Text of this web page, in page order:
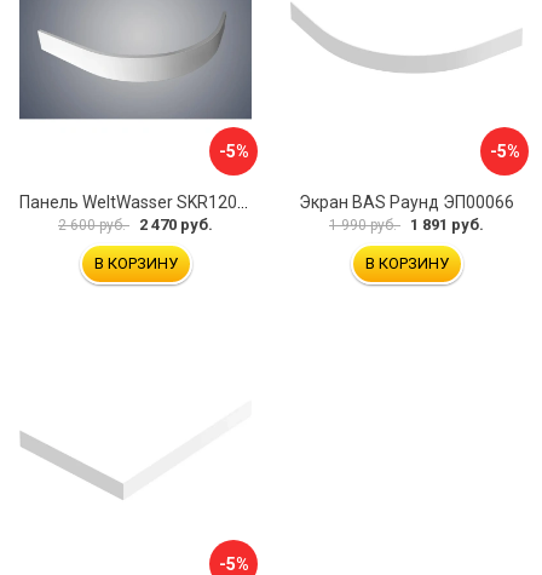
-5%
2 600 руб. 2 470 руб.
В КОРЗИНУ
-5%
Экран BAS Раунд ЭП00066
1 990 руб. 1 891 руб.
В КОРЗИНУ
-5%